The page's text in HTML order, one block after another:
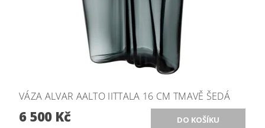
VÁZA ALVAR AALTO IITTALA 16 CM TMAVĚ ŠEDÁ
6 500 Kč